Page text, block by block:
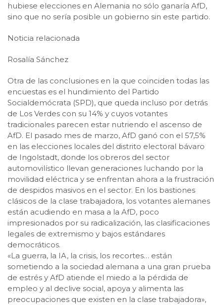
hubiese elecciones en Alemania no sólo ganaría AfD,
sino que no sería posible un gobierno sin este partido.
Noticia relacionada
Rosalía Sánchez
Otra de las conclusiones en la que coinciden todas las
encuestas es el hundimiento del Partido
Socialdemócrata (SPD), que queda incluso por detrás
de Los Verdes con su 14% y cuyos votantes
tradicionales parecen estar nutriendo el ascenso de
AfD. El pasado mes de marzo, AfD ganó con el 57,5%
en las elecciones locales del distrito electoral bávaro
de Ingolstadt, donde los obreros del sector
automovilístico llevan generaciones luchando por la
movilidad eléctrica y se enfrentan ahora a la frustración
de despidos masivos en el sector. En los bastiones
clásicos de la clase trabajadora, los votantes alemanes
están acudiendo en masa a la AfD, poco
impresionados por su radicalización, las clasificaciones
legales de extremismo y bajos estándares
democráticos.
«La guerra, la IA, la crisis, los recortes… están
sometiendo a la sociedad alemana a una gran prueba
de estrés y AfD atiende el miedo a la pérdida de
empleo y al declive social, apoya y alimenta las
preocupaciones que existen en la clase trabajadora»,